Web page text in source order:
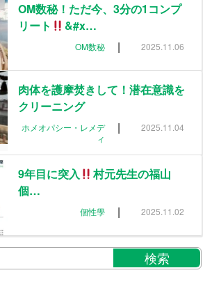
OM数秘！ただ今、3分の1コンプ
リート
&#x…
OM数秘 | 2025.11.06
肉体を護摩焚きして！潜在意識を
クリーニング
ホメオパシー・レメデ
ィ
| 2025.11.04
9年目に突入
村元先生の福山
個…
個性學 | 2025.11.02